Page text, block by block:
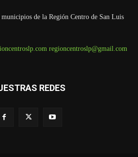
municipios de la Región Centro de San Luis
regioncentroslp@gmail.com
REDES